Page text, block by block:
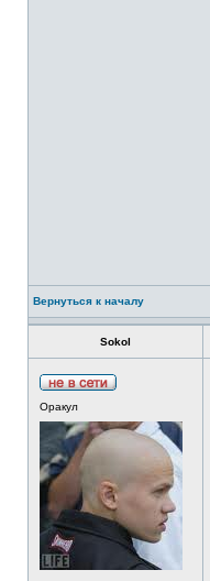
Вернуться к началу
Sokol
Оракул